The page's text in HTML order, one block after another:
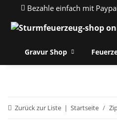
Bezahle einfach mit
Gravur Shop
Zurück zur Liste Startseite